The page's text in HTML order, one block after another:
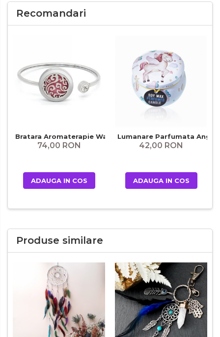
Recomandari
Bratara Aromaterapie Waves
74,00 RON
ADAUGA IN COS
Lumanare Parfumata Angel
42,00 RON
ADAUGA IN COS
Produse similare